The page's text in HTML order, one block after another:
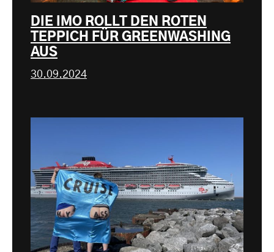
DIE IMO ROLLT DEN ROTEN
TEPPICH FÜR GREENWASHING
AUS
30.09.2024